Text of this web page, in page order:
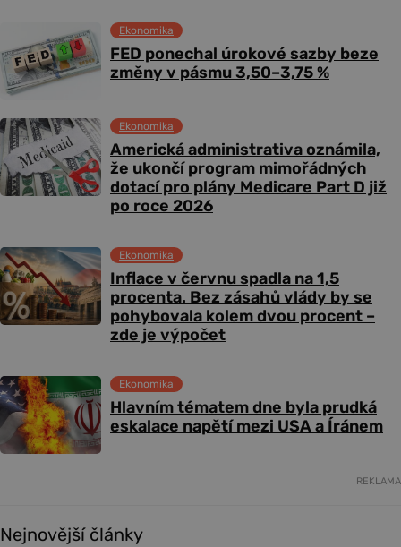
FED ponechal úrokové sazby beze
změny v pásmu 3,50–3,75 %
Ekonomika
Americká administrativa oznámila,
že ukončí program mimořádných
dotací pro plány Medicare Part D již
po roce 2026
Ekonomika
Inflace v červnu spadla na 1,5
procenta. Bez zásahů vlády by se
pohybovala kolem dvou procent –
zde je výpočet
Ekonomika
Hlavním tématem dne byla prudká
eskalace napětí mezi USA a Íránem
Ekonomika
REKLAMA
Nejnovější články